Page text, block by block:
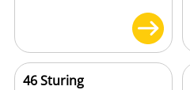
46 Sturing